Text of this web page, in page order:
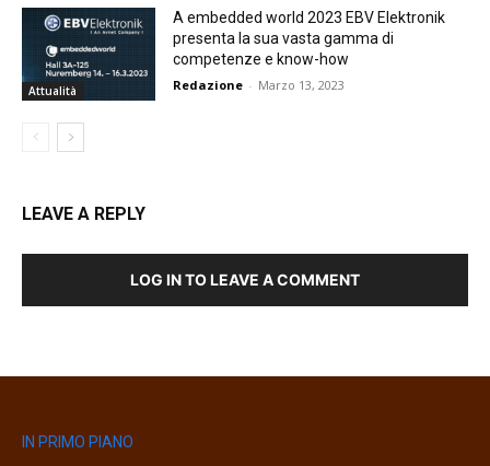
Attualità
A embedded world 2023 EBV Elektronik
presenta la sua vasta gamma di
competenze e know-how
Redazione - Marzo 13, 2023
LEAVE A REPLY
LOG IN TO LEAVE A COMMENT
IN PRIMO PIANO